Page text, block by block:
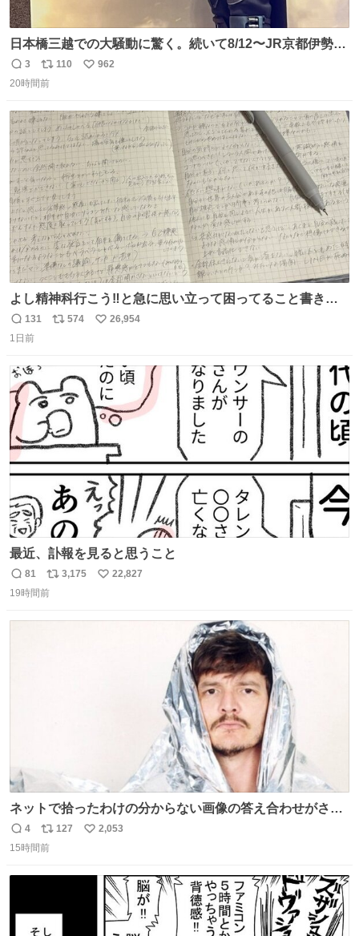
日本橋三越での大騒動に驚く。続いて8/12〜JR京都伊勢丹
でPOP UP STOREがオープンするとのこと…皆さんお怪
我なくお買い物を🙏 写真は2026/5/21 ロードショーの前日
返
信
3
リ
ポ
ト
数
110
い
数
962
20時間前
よし精神科行こう‼️と急に思い立って困ってること書き出
してたらペン止まらなくなってすごい勢いで埋まってワロ
タ
返
信
131
リ
ト
数
574
い
数
26,954
1日前
最近、訃報を見ると思うこと
返
信
81
リ
ポ
3,175
い
22,827
19時間前
ネットで拾ったわけの分からない画像の答え合わせがされ
ていくw
返
信
4
リ
ポ
127
い
2,053
15時間前